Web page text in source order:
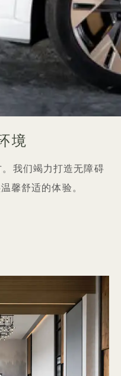
境
我们竭力打造无障碍
馨舒适的体验。